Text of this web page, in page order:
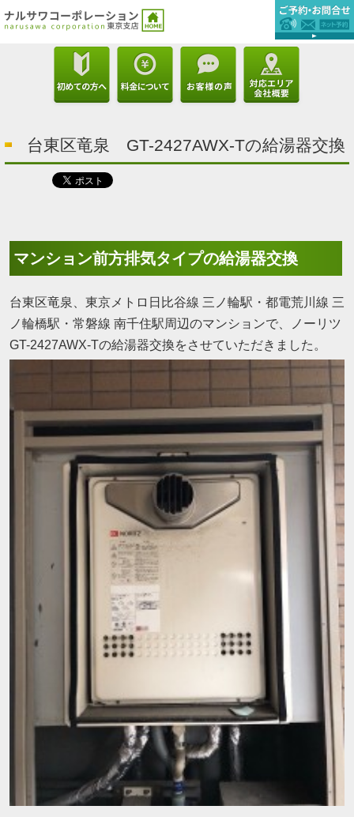
台東区竜泉 GT-2427AWX-Tの給湯器交換
マンション前方排気タイプの給湯器交換
台東区竜泉、東京メトロ日比谷線 三ノ輪駅・都電荒川線 三
ノ輪橋駅・常磐線 南千住駅周辺のマンションで、ノーリツ
GT-2427AWX-Tの給湯器交換をさせていただきました。